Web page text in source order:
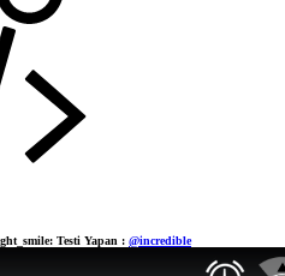
Testi Yapan : @incredible